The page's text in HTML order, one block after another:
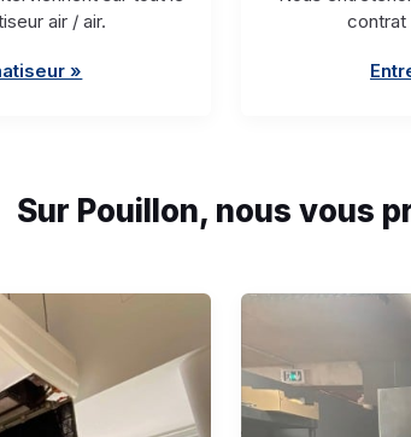
air / air.
»
contrat
Sur Pouillon, nous vous